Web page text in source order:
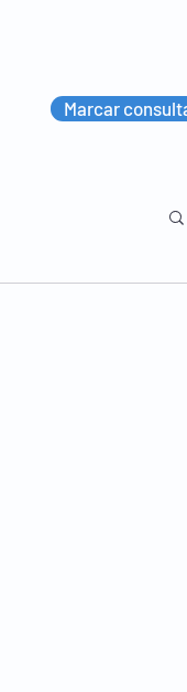
Marcar